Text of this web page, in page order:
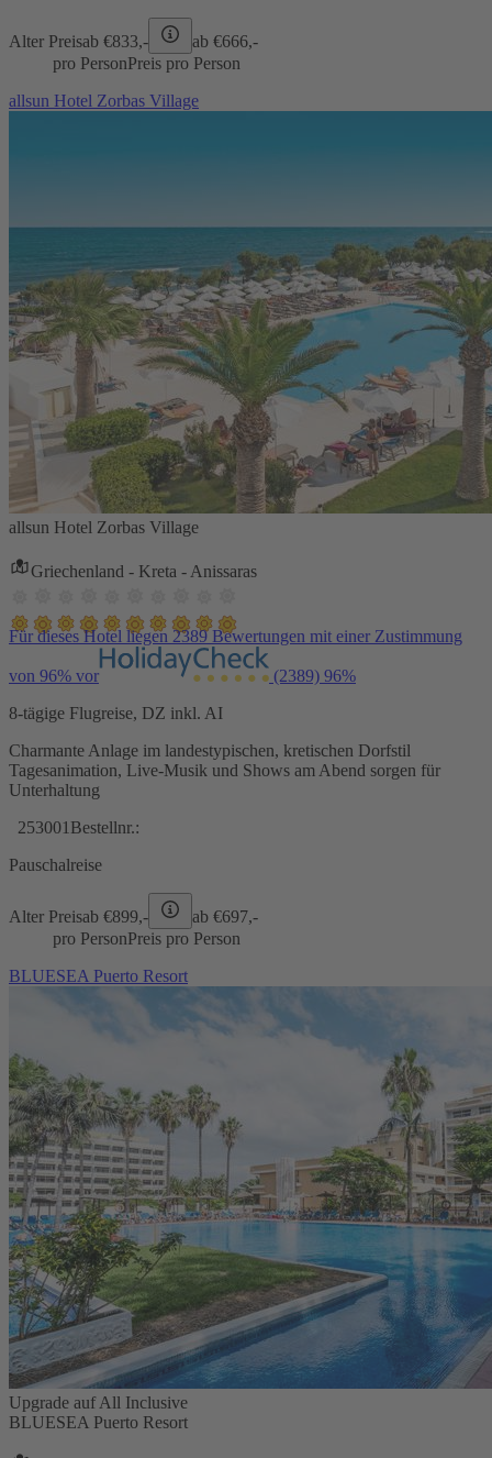
Alter Preisab €833,- ab €666,-
pro PersonPreis pro Person
allsun Hotel Zorbas Village
allsun Hotel Zorbas Village
Griechenland - Kreta - Anissaras
Für dieses Hotel liegen 2389 Bewertungen mit einer Zustimmung
von 96% vor (2389) 96%
8-tägige Flugreise, DZ inkl. AI
Charmante Anlage im landestypischen, kretischen Dorfstil
Tagesanimation, Live-Musik und Shows am Abend sorgen für
Unterhaltung
253001 Bestellnr.:
Pauschalreise
Alter Preisab €899,- ab €697,-
pro PersonPreis pro Person
BLUESEA Puerto Resort
Upgrade auf All Inclusive
BLUESEA Puerto Resort